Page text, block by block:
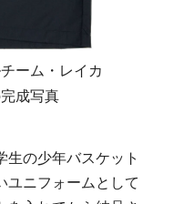
ーム・レイカ
成写真
生の少年バスケット
ユニフォームとして